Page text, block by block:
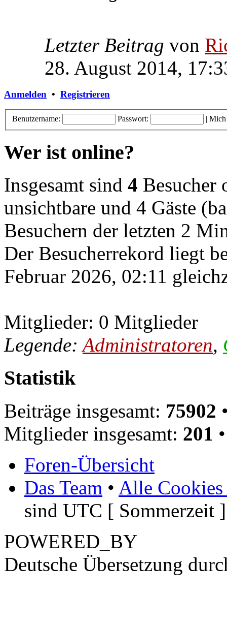
Letzter Beitrag von
28. August 2014,
Anmelden • Registrieren
Benutzername: Passwort: | Mich
Wer ist online?
Insgesamt sind 4 Besucher
unsichtbare und 4 Gäste
Besuchern der letzten 2
Der Besucherrekord liegt
Februar 2026, 02:11
Mitglieder: 0 Mitglieder
Legende:Administratoren,
Statistik
Beiträge insgesamt: 75902
Mitglieder insgesamt: 201
Foren-Übersicht
Das Team • Alle Cookies
sind UTC [ Sommerzeit ]
POWERED_BY
Deutsche Übersetzung